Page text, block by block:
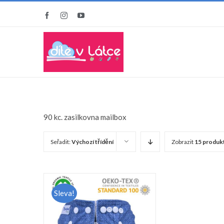
FacebookInstagramYouTube
90 kc. zasilkovna mailbox
Seřadit:Výchozí třídění Zobrazit 15
Sleva!